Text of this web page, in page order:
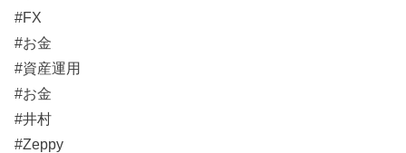
#FX
#お金
#資産運用
#お金
#井村
#Zeppy